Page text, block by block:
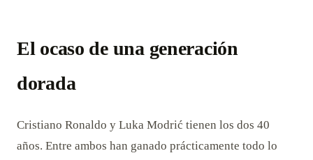
El ocaso de una generación
dorada
Cristiano Ronaldo y Luka Modrić tienen los dos 40
años. Entre ambos han ganado prácticamente todo lo